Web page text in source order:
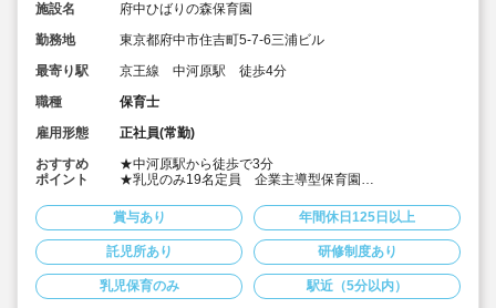
施設名
府中ひばりの森保育園
勤務地
東京都府中市住吉町5-7-6三浦ビル
最寄り駅
京王線 中河原駅 徒歩4分
職種
保育士
雇用形態
正社員(常勤)
おすすめ
ポイント
★中河原駅から徒歩で3分
★乳児のみ19名定員 企業主導型保育園
★車通勤可！お子さまと一緒に登園し、託児を利用する
ことができます♪
★子どもたちに「愛されている」「穏やかな日々の環
境」などを実感する保育をしています♪
★シフト勤務できる正社員を募集中！
賞与あり 年間休日125日以上
託児所あり 研修制度あり
乳児保育のみ 駅近（5分以内）